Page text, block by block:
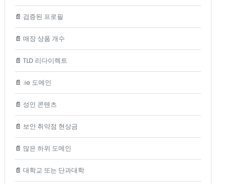
📄 검증된 프로필
📄 매장 상품 개수
📄 TLD 리다이렉트
📄 .ie 도메인
📄 성인 콘텐츠
📄 보안 취약점 현상금
📄 많은 하위 도메인
📄 대학교 또는 단과대학